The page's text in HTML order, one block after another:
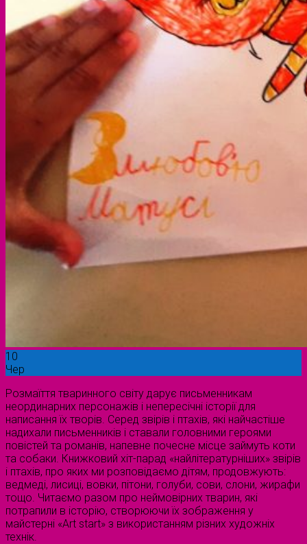
10
Чер
Розмаїття тваринного світу дарує письменникам
неординарних персонажів і непересічні історії для
написання їх творів. Серед звірів і птахів, які найчастіше
надихали письменників і ставали головними героями
повістей та романів, напевне почесне місце займуть коти
та собаки. Книжковий хіт-парад «найлітературніших» звірів
і птахів, про яких ми розповідаємо дітям, продовжують:
ведмеді, лисиці, вовки, пітони, голуби, сови, слони, жирафи
тощо. Читаємо разом про неймовірних тварин, які
потрапили в історію, створюючи їх зображення у
майстерні «Art start» з використанням різних художніх
технік.